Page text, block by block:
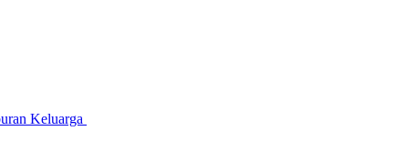
Keluarga